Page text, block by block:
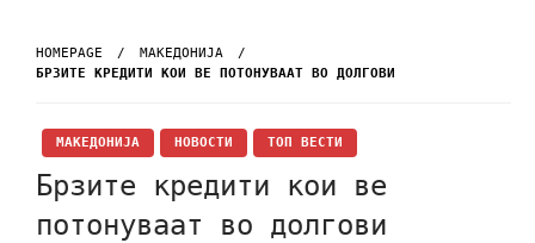
HOMEPAGE
МАКЕДОНИЈА
БРЗИТЕ КРЕДИТИ КОИ ВЕ ПОТОНУВААТ ВО ДОЛГОВИ
МАКЕДОНИЈА НОВОСТИ ТОП ВЕСТИ
Брзите кредити кои ве
потонуваат во долгови